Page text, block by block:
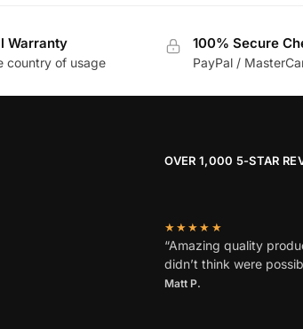
Warranty
country of usage
100% Secure
PayPal /
OVER 1,000 5-STAR
★★★★★
“Amazing quality
didn’t think were
Matt P.